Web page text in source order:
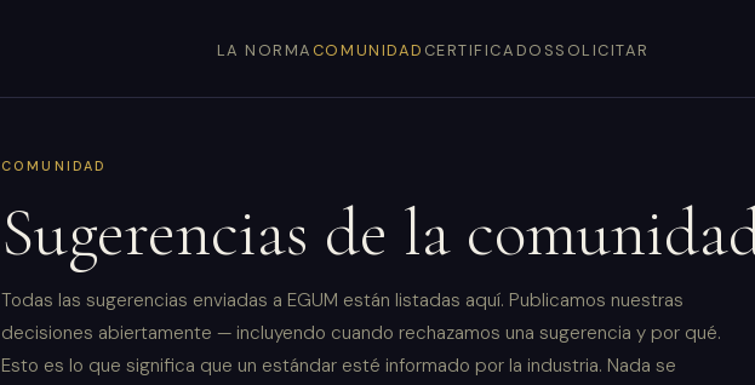
LA NORMA COMUNIDAD CERTIFICADOSSOLICITAR
COMUNIDAD
Sugerencias de la
Todas las sugerencias enviadas a EGUM están listadas aquí. Publicamos nuestras
decisiones abiertamente — incluyendo cuando rechazamos una sugerencia y por qué.
Esto es lo que significa que un estándar esté informado por la industria. Nada se